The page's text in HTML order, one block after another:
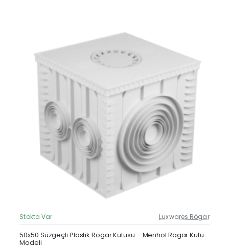
Güncel Fiyat
Yeni Ürün
Stokta Var Luxwares Rögar
50x50 Süzgeçli Plastik Rögar Kutusu – Menhol Rögar Kutu
Modeli